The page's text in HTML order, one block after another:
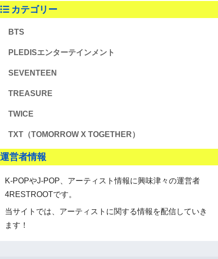
カテゴリー
BTS
PLEDISエンターテインメント
SEVENTEEN
TREASURE
TWICE
TXT（TOMORROW X TOGETHER）
運営者情報
K-POPやJ-POP、アーティスト情報に興味津々の運営者
4RESTROOTです。
当サイトでは、アーティストに関する情報を配信していき
ます！